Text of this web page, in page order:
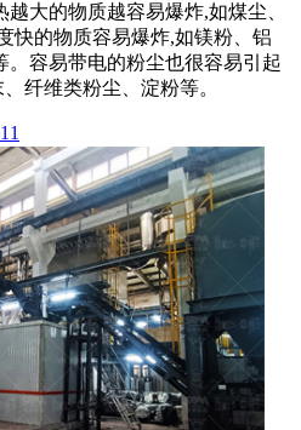
大的物质越容易爆炸,如煤尘、
快的物质容易爆炸,如镁粉、铝
。容易带电的粉尘也很容易引起
纤维类粉尘、淀粉等。